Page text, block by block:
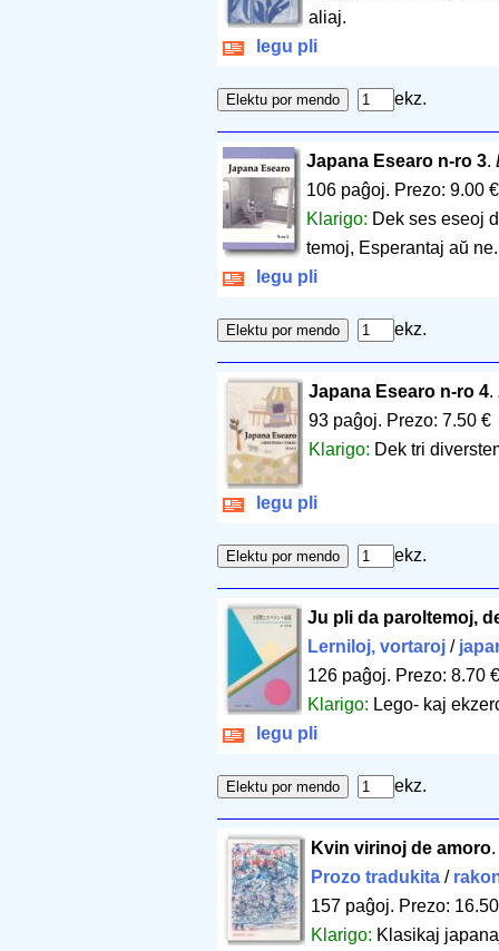
aliaj.
legu pli
ekz.
Japana Esearo n-ro 3.
106 paĝoj. Prezo: 9.00 €
Klarigo: Dek ses eseoj
temoj, Esperantaj aŭ ne.
legu pli
ekz.
Japana Esearo n-ro 4.
93 paĝoj. Prezo: 7.50 €
Klarigo: Dek tri
legu pli
ekz.
Ju pli da paroltemoj,
Lerniloj, vortaroj/
126 paĝoj. Prezo: 8.70 €
Klarigo: Lego- kaj
legu pli
ekz.
Kvin virinoj de amoro.
Prozo tradukita/
157 paĝoj. Prezo:
Klarigo: Klasikaj